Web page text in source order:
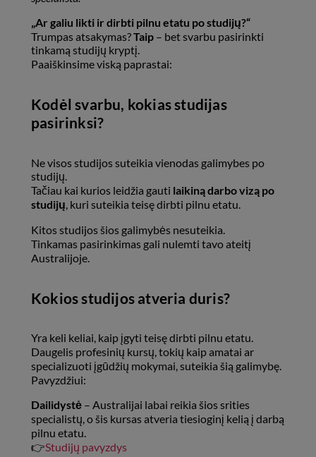
„Ar galiu likti ir dirbti pilnu etatu po studijų?“
Trumpas atsakymas?Taip – bet svarbu pasirinkti
tinkamą studijų kryptį.
Paaiškinsime viską paprastai:
Kodėl svarbu, kokias studijas
pasirinksi?
Ne visos studijos suteikia vienodas galimybes po
studijų.
Tačiau kai kurios leidžia gauti laikiną darbo vizą po
studijų, kuri suteikia teisę dirbti pilnu etatu.
Kitos studijos šios galimybės nesuteikia.
Tinkamas pasirinkimas gali nulemti tavo ateitį
Australijoje.
Kokios studijos atveria duris?
Yra keli keliai, kaip įgyti teisę dirbti pilnu etatu.
Daugelis profesinių kursų, tokių kaip amatai ar
specializuoti įgūdžių mokymai, suteikia šią galimybę.
Pavyzdžiui:
Dailidystė – Australijai labai reikia šios srities
specialistų, o šis kursas atveria tiesioginį kelią į darbą
pilnu etatu.
👉Studijų pavyzdys